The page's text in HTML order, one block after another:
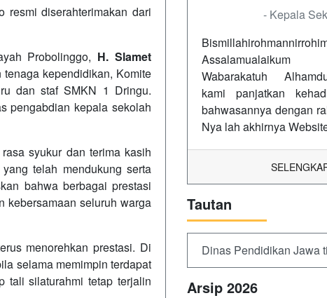
resmi diserahterimakan dari
Probolinggo, H. Slamet
kependidikan, Komite
dan staf SMKN 1 Dringu.
pengabdian kepala sekolah
syukur dan terima kasih
telah mendukung serta
bahwa berbagai prestasi
kebersamaan seluruh warga
menorehkan prestasi. Di
selama memimpin terdapat
tali silaturahmi tetap terjalin
- Kepala
Assalamualaikum
Wabarakatuh
kami panjatkan
bahwasannya dengan
Nya lah akhirnya
Tautan
Dinas Pendidikan Jawa
Arsip 2026